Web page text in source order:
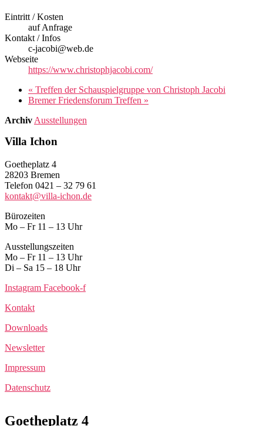
Eintritt / Kosten
auf Anfrage
Kontakt / Infos
c-jacobi@web.de
Webseite
https://www.christophjacobi.com/
« Treffen der Schauspielgruppe von Christoph Jacobi
Bremer Friedensforum Treffen »
Archiv Ausstellungen
Villa Ichon
Goetheplatz 4
28203 Bremen
Telefon 0421 – 32 79 61
kontakt@villa-ichon.de
Bürozeiten
Mo – Fr 11 – 13 Uhr
Ausstellungszeiten
Mo – Fr 11 – 13 Uhr
Di – Sa 15 – 18 Uhr
Instagram Facebook-f
Kontakt
Downloads
Newsletter
Impressum
Datenschutz
Goetheplatz 4